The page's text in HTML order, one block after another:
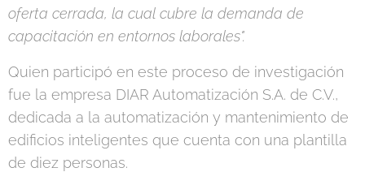
oferta cerrada, la cual cubre la demanda de
capacitación en entornos laborales".
Quien participó en este proceso de investigación
fue la empresa DIAR Automatización S.A. de C.V.,
dedicada a la automatización y mantenimiento de
edificios inteligentes que cuenta con una plantilla
de diez personas.